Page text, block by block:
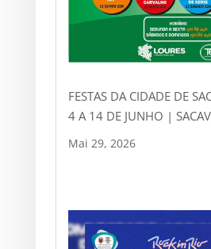
FESTAS DA CIDADE DE
4 A 14 DE JUNHO |
Mai 29, 2026